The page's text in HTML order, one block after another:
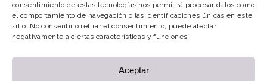
consentimiento de estas tecnologías nos permitirá procesar datos como
el comportamiento de navegación o las identificaciones únicas en este
sitio. No consentir o retirar el consentimiento, puede afectar
negativamente a ciertas características y funciones.
Aceptar